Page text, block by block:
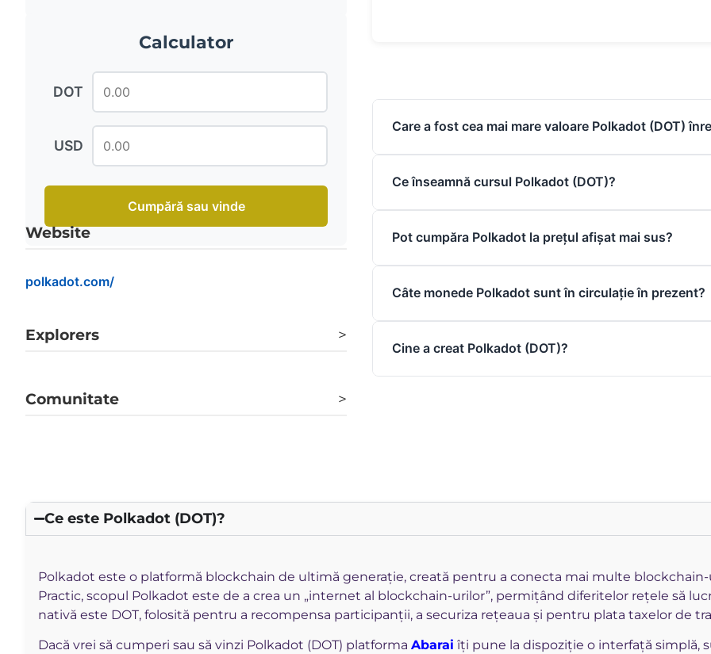
Calculator
DOT
USD
Cumpără sau vinde
Website
polkadot.com/
Explorers >
Comunitate >
Care a fost cea mai mare valoare Polkadot (DOT)
Ce înseamnă cursul Polkadot (DOT)?
fiat), stabilită pe piețele de tranzacționare în funcție de
Pot cumpăra Polkadot la prețul afișat mai sus?
verifici comisioanele de tranzacționare și transfer
Câte monede Polkadot sunt în circulație în prezent?
gestionată de protocol.
Cine a creat Polkadot (DOT)?
Ce este Polkadot (DOT)?
Polkadot este o platformă blockchain de ultimă generație, creată pentru a conecta mai multe
Practic, scopul Polkadot este de a crea un „internet al blockchain-urilor”, permițând diferitelor rețele să
nativă este DOT, folosită pentru a recompensa participanții, a securiza rețeaua și pentru plata taxelor de
Dacă vrei să cumperi sau să vinzi Polkadot (DOT) platforma Abarai îți pune la dispoziție o interfață simplă,